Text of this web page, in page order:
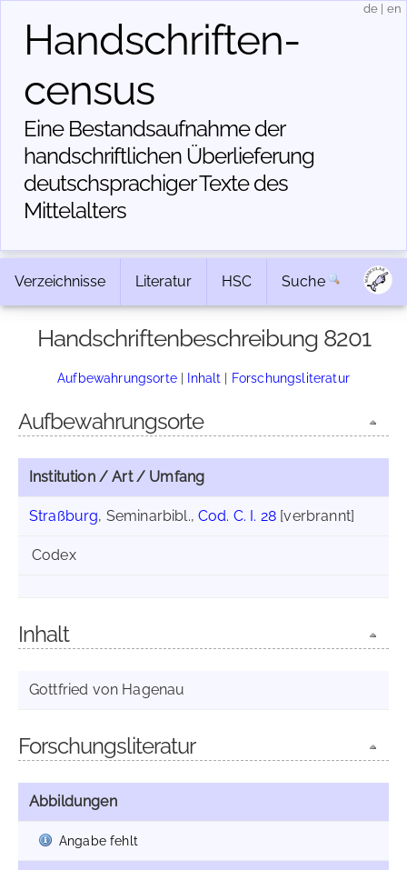
Handschriften­
census
Eine Bestandsaufnahme der
handschriftlichen Über­lieferung
deutschsprachiger Texte des
Mittelalters
de en
Verzeichnisse Literatur HSC Suche
Handschriftenbeschreibung 8201
Aufbewahrungsorte| Inhalt | Forschungsliteratur
Aufbewahrungsorte
Institution / Art / Umfang
Straßburg, Seminarbibl.,Cod. C. I. 28 [verbrannt]
Codex
Inhalt
Gottfried von Hagenau
Forschungsliteratur
Abbildungen
Angabe fehlt